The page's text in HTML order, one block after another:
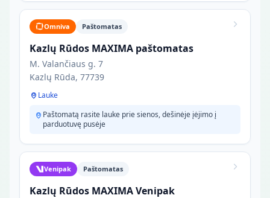
Omniva Paštomatas
Kazlų Rūdos MAXIMA paštomatas
M. Valančiaus g. 7
Kazlų Rūda, 77739
Lauke
Paštomatą rasite lauke prie sienos, dešinėje įėjimo į
parduotuvę pusėje
Venipak Paštomatas
Kazlų Rūdos MAXIMA Venipak